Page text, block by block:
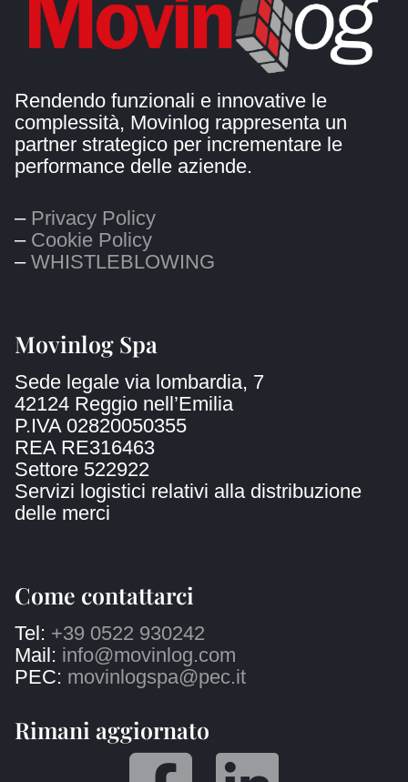
Rendendo funzionali e innovative le
complessità, Movinlog rappresenta un
partner strategico per incrementare le
performance delle aziende.
– Privacy Policy
– Cookie Policy
– WHISTLEBLOWING
Movinlog Spa
Sede legale via lombardia, 7
42124 Reggio nell’Emilia
P.IVA 02820050355
REA RE316463
Settore 522922
Servizi logistici relativi alla distribuzione
delle merci
Come contattarci
Tel: +39 0522 930242
Mail: info@movinlog.com
PEC: movinlogspa@pec.it
Rimani aggiornato